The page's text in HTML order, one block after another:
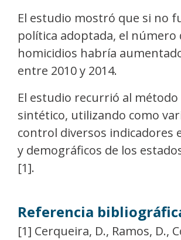
El estudio mostró que si no
política adoptada, el número
homicidios habría
entre 2010 y 2014.
El estudio recurrió al
sintético, utilizando como
control diversos indicadores
y demográficos de los
[1].
Referencia
[1] Cerqueira, D., Ramos, D.,